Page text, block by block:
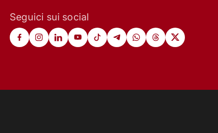
Seguici sui social